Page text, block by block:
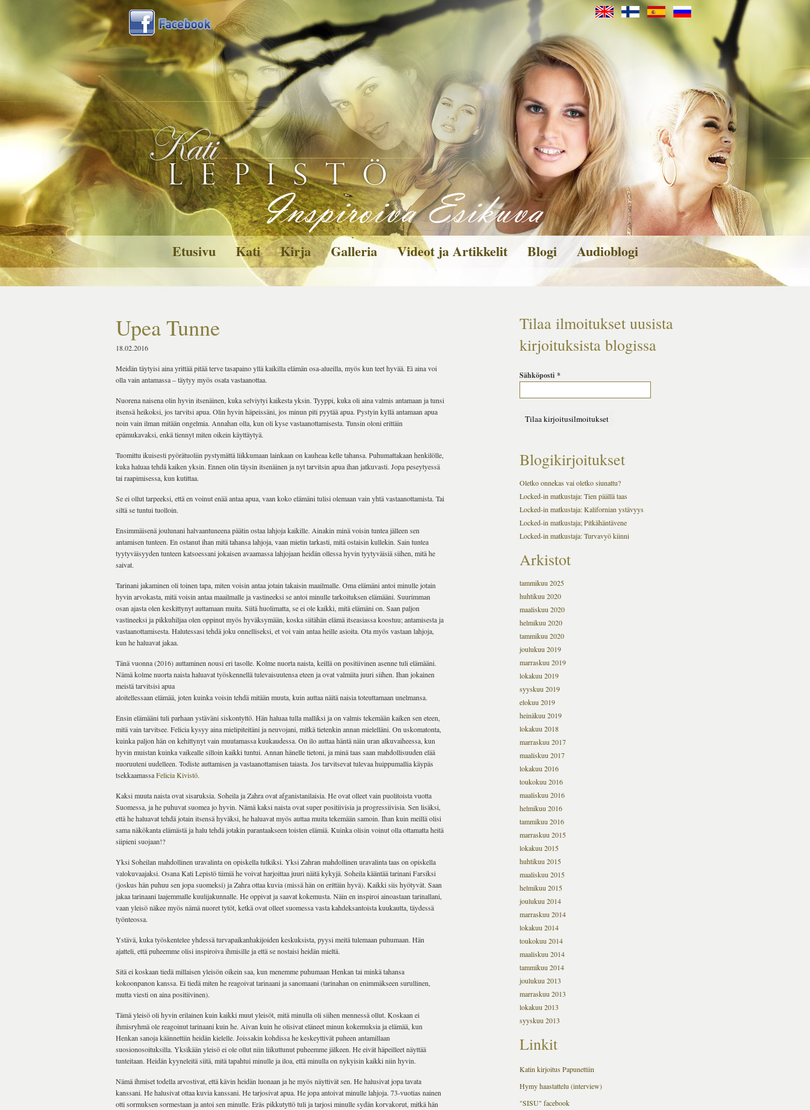
Etusivu Kati Kirja Galleria Videot ja Artikkelit Blogi
Toiveita
Audioblogi
Upea Tunne
18.02.2016
Meidän täytyisi aina yrittää pitää terve tasapaino yllä kaikilla elämän osa-alueilla, myös kun teet hyvää. Ei aina voi
olla vain antamassa – täytyy myös osata vastaanottaa.
Nuorena naisena olin hyvin itsenäinen, kuka selviytyi kaikesta yksin. Tyyppi, kuka oli aina valmis antamaan ja tunsi
itsensä heikoksi, jos tarvitsi apua. Olin hyvin häpeissäni, jos minun piti pyytää apua. Pystyin kyllä antamaan apua
noin vain ilman mitään ongelmia. Annahan olla, kun oli kyse vastaanottamisesta. Tunsin oloni erittäin
epämukavaksi, enkä tiennyt miten oikein käyttäytyä.
Tuomittu ikuisesti pyörätuoliin pystymättä liikkumaan lainkaan on kauheaa kelle tahansa. Puhumattakaan henkilölle,
kuka haluaa tehdä kaiken yksin. Ennen olin täysin itsenäinen ja nyt tarvitsin apua ihan jatkuvasti. Jopa peseytyessä
tai raapimisessa, kun kutittaa.
Se ei ollut tarpeeksi, että en voinut enää antaa apua, vaan koko elämäni tulisi olemaan vain yhtä vastaanottamista. Tai
siltä se tuntui tuolloin.
Ensimmäisenä joulunani halvaantuneena päätin ostaa lahjoja kaikille. Ainakin minä voisin tuntea jälleen sen
antamisen tunteen. En ostanut ihan mitä tahansa lahjoja, vaan mietin tarkasti, mitä ostaisin kullekin. Sain tuntea
tyytyväisyyden tunteen katsoessani jokaisen avaamassa lahjojaan heidän ollessa hyvin tyytyväisiä siihen, mitä he
saivat.
Tarinani jakaminen oli toinen tapa, miten voisin antaa jotain takaisin maailmalle. Oma elämäni antoi minulle jotain
hyvin arvokasta, mitä voisin antaa maailmalle ja vastineeksi se antoi minulle tarkoituksen elämääni. Suurimman
osan ajasta olen keskittynyt auttamaan muita. Siitä huolimatta, se ei ole kaikki, mitä elämäni on. Saan paljon
vastineeksi ja pikkuhiljaa olen oppinut myös hyväksymään, koska siitähän elämä itseasiassa koostuu; antamisesta ja
vastaanottamisesta. Halutessasi tehdä joku onnelliseksi, et voi vain antaa heille asioita. Ota myös vastaan lahjoja,
kun he haluavat jakaa.
Tänä vuonna (2016) auttaminen nousi eri tasolle. Kolme nuorta naista, keillä on positiivinen asenne tuli elämääni.
Nämä kolme nuorta naista haluavat työskennellä tulevaisuutensa eteen ja ovat valmiita juuri siihen. Ihan jokainen
meistä tarvitsisi apua
aloitellessaan elämää, joten kuinka voisin tehdä mitään muuta, kuin auttaa näitä naisia toteuttamaan unelmansa.
Ensin elämääni tuli parhaan ystäväni siskontyttö. Hän haluaa tulla malliksi ja on valmis tekemään kaiken sen eteen,
mitä vain tarvitsee. Felicia kysyy aina mielipiteitäni ja neuvojani, mitkä tietenkin annan mielelläni. On uskomatonta,
kuinka paljon hän on kehittynyt vain muutamassa kuukaudessa. On ilo auttaa häntä näin uran alkuvaiheessa, kun
hyvin muistan kuinka vaikealle silloin kaikki tuntui. Annan hänelle tietoni, ja minä taas saan mahdollisuuden elää
nuoruuteni uudelleen. Todiste auttamisen ja vastaanottamisen taiasta. Jos tarvitsevat tulevaa huippumallia käypäs
tsekkaamassaFelicia Kivistö.
Kaksi muuta naista ovat sisaruksia. Soheila ja Zahra ovat afganistanilaisia. He ovat olleet vain puolitoista vuotta
Suomessa, ja he puhuvat suomea jo hyvin. Nämä kaksi naista ovat super positiivisia ja progressiivisia. Sen lisäksi,
että he haluavat tehdä jotain itsensä hyväksi, he haluavat myös auttaa muita tekemään samoin. Ihan kuin meillä olisi
sama näkökanta elämästä ja halu tehdä jotakin parantaakseen toisten elämiä. Kuinka olisin voinut olla ottamatta heitä
siipieni suojaan!?
Yksi Soheilan mahdollinen uravalinta on opiskella tulkiksi. Yksi Zahran mahdollinen uravalinta taas on opiskella
valokuvaajaksi. Osana Kati Lepistö tiimiä he voivat harjoittaa juuri näitä kykyjä. Soheila kääntää tarinani Farsiksi
(joskus hän puhuu sen jopa suomeksi) ja Zahra ottaa kuvia (missä hän on erittäin hyvä). Kaikki siis hyötyvät. Saan
jakaa tarinaani laajemmalle kuulijakunnalle. He oppivat ja saavat kokemusta. Näin en inspiroi ainoastaan tarinallani,
vaan yleisö näkee myös nämä nuoret tytöt, ketkä ovat olleet suomessa vasta kahdeksantoista kuukautta, täydessä
työnteossa.
Ystävä, kuka työskentelee yhdessä turvapaikanhakijoiden keskuksista, pyysi meitä tulemaan puhumaan. Hän
ajatteli, että puheemme olisi inspiroiva ihmisille ja että se nostaisi heidän mieltä.
Sitä ei koskaan tiedä millaisen yleisön oikein saa, kun menemme puhumaan Henkan tai minkä tahansa
kokoonpanon kanssa. Ei tiedä miten he reagoivat tarinaani ja sanomaani (tarinahan on enimmäkseen surullinen,
mutta viesti on aina positiivinen).
Tämä yleisö oli hyvin erilainen kuin kaikki muut yleisöt, mitä minulla oli siihen mennessä ollut. Koskaan ei
ihmisryhmä ole reagoinut tarinaani kuin he. Aivan kuin he olisivat eläneet minun kokemuksia ja elämää, kun
Henkan sanoja käännettiin heidän kielelle. Joissakin kohdissa he keskeyttivät puheen antamillaan
suosionosoituksilla. Yksikään yleisö ei ole ollut niin liikuttunut puheemme jälkeen. He eivät häpeilleet näyttää
tunteitaan. Heidän kyyneleitä siitä, mitä tapahtui minulle ja iloa, että minulla on nykyisin kaikki niin hyvin.
Nämä ihmiset todella arvostivat, että kävin heidän luonaan ja he myös näyttivät sen. He halusivat jopa tavata
kanssani. He halusivat ottaa kuvia kanssani. He tarjosivat apua. He jopa antoivat minulle lahjoja. 73-vuotias nainen
otti sormuksen sormestaan ja antoi sen minulle. Eräs pikkutyttö tuli ja tarjosi minulle sydän korvakorut, mitkä hän
Tilaa ilmoitukset uusista
kirjoituksista blogissa
Sähköposti *
Blogikirjoitukset
Oletko onnekas vai oletko siunattu?
Locked-in matkustaja: Tien päällä taas
Locked-in matkustaja: Kalifornian ystävyys
Locked-in matkustaja; Pitkähäntävene
Locked-in matkustaja: Turvavyö kiinni
Arkistot
tammikuu 2025
huhtikuu 2020
maaliskuu 2020
helmikuu 2020
tammikuu 2020
joulukuu 2019
marraskuu 2019
lokakuu 2019
syyskuu 2019
elokuu 2019
heinäkuu 2019
lokakuu 2018
marraskuu 2017
maaliskuu 2017
lokakuu 2016
toukokuu 2016
maaliskuu 2016
helmikuu 2016
tammikuu 2016
marraskuu 2015
lokakuu 2015
huhtikuu 2015
maaliskuu 2015
helmikuu 2015
joulukuu 2014
marraskuu 2014
lokakuu 2014
toukokuu 2014
maaliskuu 2014
tammikuu 2014
joulukuu 2013
marraskuu 2013
lokakuu 2013
syyskuu 2013
Linkit
Katin kirjoitus Papunettiin
Hymy haastattelu (interview)
"SISU" facebook